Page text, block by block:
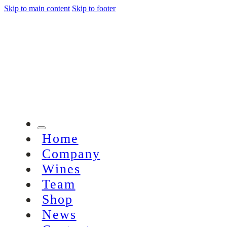
Skip to main content Skip to footer
Home
Company
Wines
Team
Shop
News